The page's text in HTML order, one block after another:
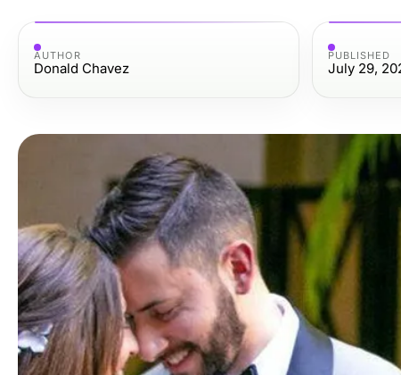
AUTHOR
Donald Chavez
PUBLISHED
July 29,